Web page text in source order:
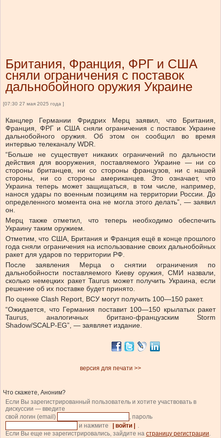
Британия, Франция, ФРГ и США
сняли ограничения с поставок
дальнобойного оружия Украине
[07:30 27 мая 2025 года ]
Канцлер Германии Фридрих Мерц заявил, что Британия,
Франция, ФРГ и США сняли ограничения с поставок Украине
дальнобойного оружия. Об этом он сообщил во время
интервью телеканалу WDR.
“Больше не существует никаких ограничений по дальности
действия для вооружения, поставляемого Украине — ни со
стороны британцев, ни со стороны французов, ни с нашей
стороны, ни со стороны американцев. Это означает, что
Украина теперь может защищаться, в том числе, например,
нанося удары по военным позициям на территории России. До
определенного момента она не могла этого делать”, — заявил
он.
Мерц также отметил, что теперь необходимо обеспечить
Украину таким оружием.
Отметим, что США, Британия и Франция ещё в конце прошлого
года сняли ограничения на использование своих дальнобойных
ракет для ударов по территории РФ.
После заявления Мерца о снятии ограничения по
дальнобойности поставляемого Киеву оружия, СМИ назвали,
сколько немецких ракет Taurus может получить Украина, если
решение об их поставке будет принято.
По оценке Clash Report, ВСУ могут получить 100—150 ракет.
“Ожидается, что Германия поставит 100—150 крылатых ракет
Taurus, аналогичных британо-французским Storm
Shadow/SCALP-EG”, — заявляет издание.
версия для печати >>
Что скажете, Аноним?
Если Вы зарегистрированный пользователь и хотите участвовать в
дискуссии — введите
свой логин (email)
, пароль
и нажмите
| войти |
.
Если Вы еще не зарегистрировались, зайдите на страницу регистрации.